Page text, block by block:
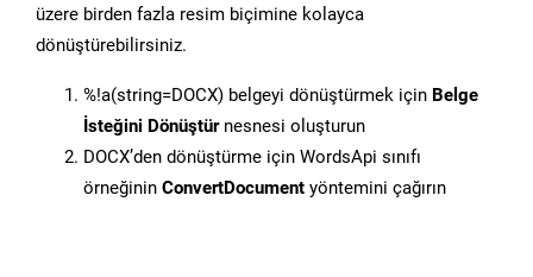
üzere birden fazla resim biçimine kolayca
dönüştürebilirsiniz.
%!a(string=DOCX) belgeyi dönüştürmek için Belge
İsteğini Dönüştürnesnesi oluşturun
DOCX’den dönüştürme için WordsApi sınıfı
örneğinin ConvertDocument yöntemini çağırın